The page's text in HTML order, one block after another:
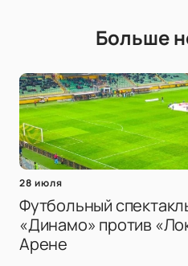
Больше
28 июля
Футбольный
«Динамо» против
Арене